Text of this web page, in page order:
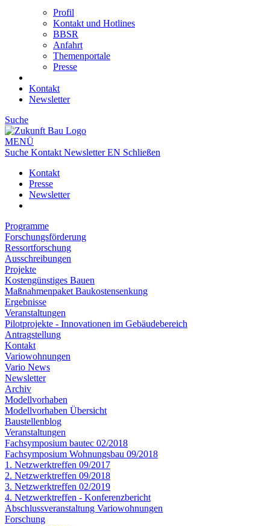
Profil
Kontakt und Hotlines
BBSR
Anfahrt
Themenportale
Presse
Kontakt
Newsletter
Suche
MENÜ
Suche Kontakt NewsletterEN Schließen
Kontakt
Presse
Newsletter
Programme
Forschungsförderung
Ressortforschung
Ausschreibungen
Projekte
Kostengünstiges Bauen
Maßnahmenpaket Baukostensenkung
Ergebnisse
Veranstaltungen
Pilotprojekte - Innovationen im Gebäudebereich
Antragstellung
Kontakt
Variowohnungen
Vario News
Newsletter
Archiv
Modellvorhaben
Modellvorhaben Übersicht
Baustellenblog
Veranstaltungen
Fachsymposium bautec 02/2018
Fachsymposium Wohnungsbau 09/2018
1. Netzwerktreffen 09/2017
2. Netzwerktreffen 09/2018
3. Netzwerktreffen 02/2019
4. Netzwerktreffen - Konferenzbericht
Abschlussveranstaltung Variowohnungen
Forschung